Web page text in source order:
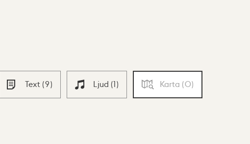
Text (9) Ljud (1) Karta (0)